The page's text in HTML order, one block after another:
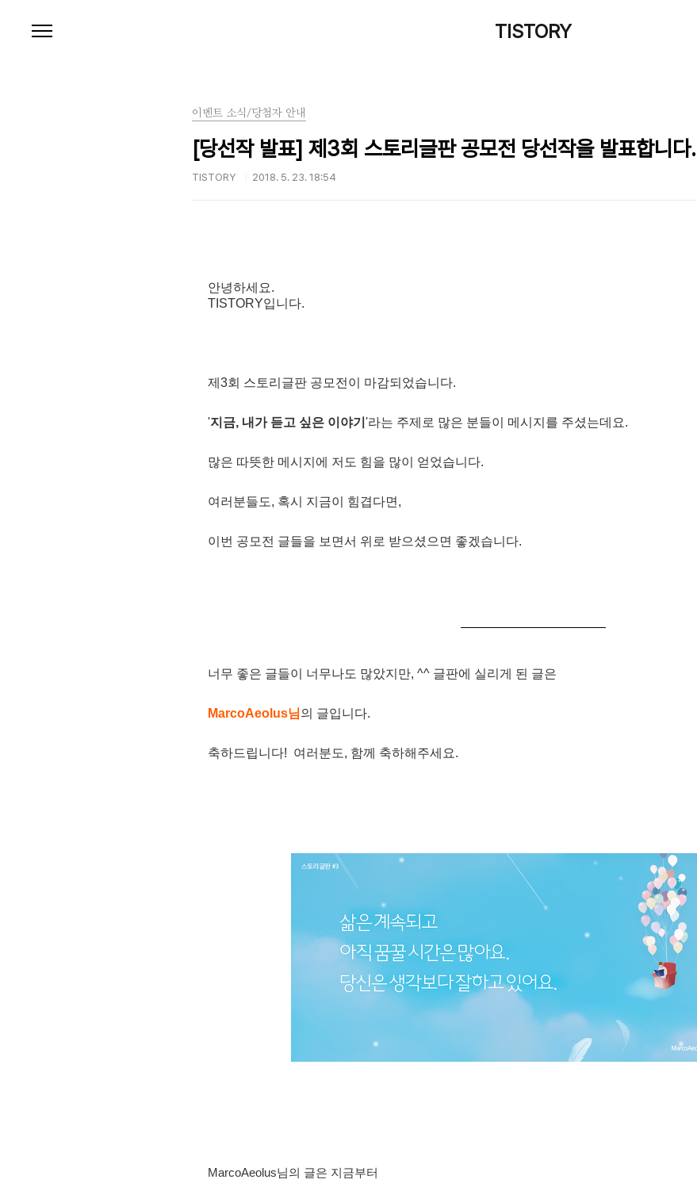
TISTORY
이벤트 소식/당첨자 안내
[당선작 발표] 제3회 스토리글판 공모전 당선작을 발표합니다.
TISTORY 2018. 5. 23. 18:54
안녕하세요.
TISTORY입니다.
제3회 스토리글판 공모전이 마감되었습니다.
'지금, 내가 듣고 싶은 이야기 '라는 주제로 많은 분들이 메시지를 주셨는데요.
많은 따뜻한 메시지에 저도 힘을 많이 얻었습니다.
여러분들도, 혹시 지금이 힘겹다면,
이번 공모전 글들을 보면서 위로 받으셨으면 좋겠습니다.
너무 좋은 글들이 너무나도 많았지만, ^^ 글판에 실리게 된 글은
MarcoAeolus님의 글입니다.
축하드립니다! 여러분도, 함께 축하해주세요.
MarcoAeolus님의 글은 지금부터